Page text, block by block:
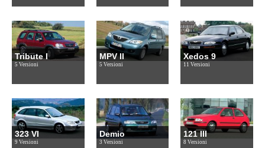
Tribute I
5 Versioni
MPV II
5 Versioni
Xedos 9
11 Versioni
323 VI
9 Versioni
Demio
3 Versioni
121 III
8 Versioni